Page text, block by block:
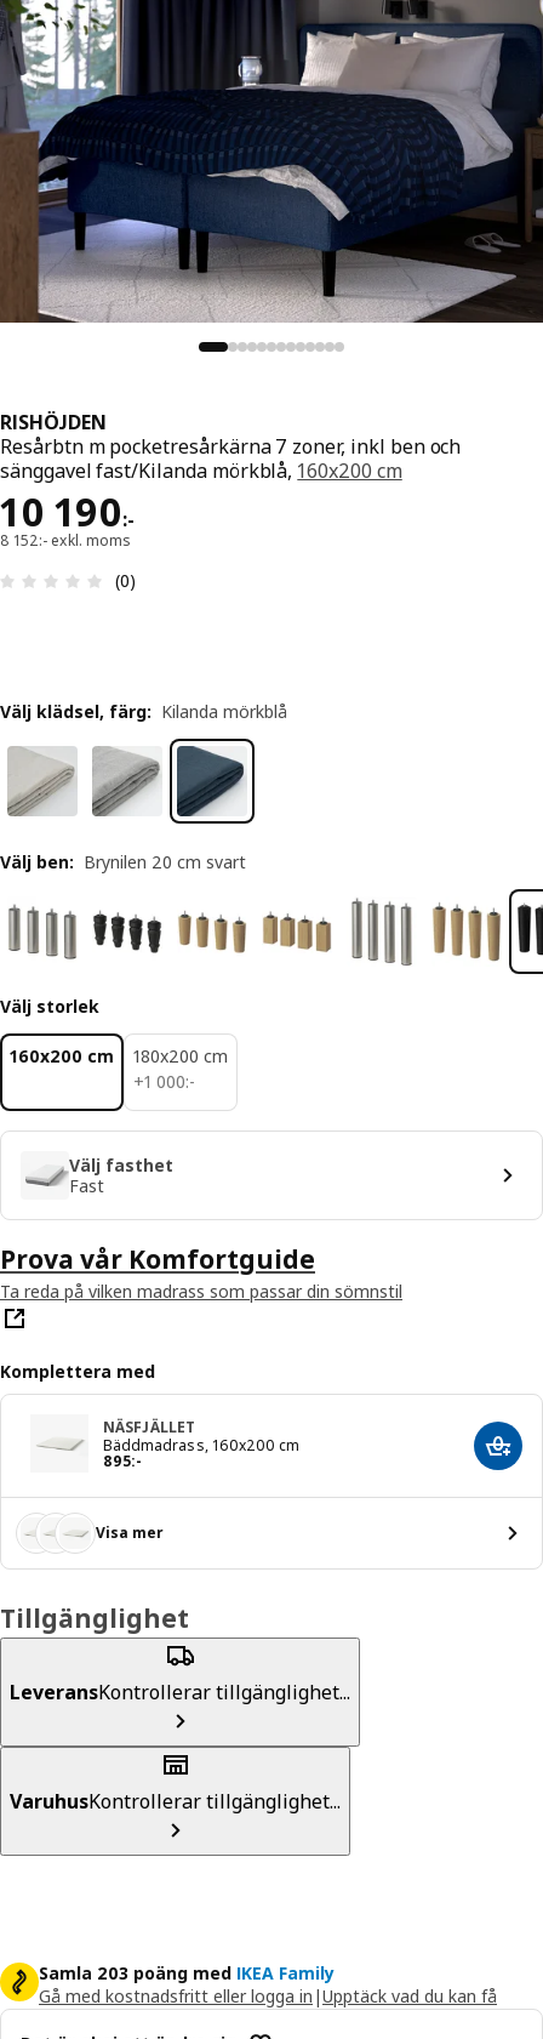
RISHÖJDEN
Resårbtn m pocketresårkärna 7 zoner, inkl ben och
sänggavel fast/Kilanda mörkblå, 160x200 cm
10 190:-
Pris 10190:-
8 152:- exkl. moms
Recension: 0 utav 5 stjärnor. Totalt antal
(0)
Välj klädsel, färg: Kilanda mörkblå
Välj ben: Brynilen 20 cm svart
Välj storlek
160x200 cm
180x200 cm
+1 000:-
1000:-
Välj fasthet
Fast
Prova vår Komfortguide
Ta reda på vilken madrass som passar din sömnstil
Komplettera med
NÄSFJÄLLET
Bäddmadrass, 160x200 cm
895:-
Pris 895:- Lägg
Visa mer
Tillgänglighet
LeveransKontrollerar tillgänglighet...
VaruhusKontrollerar tillgänglighet...
Samla 203 poäng med IKEA Family
Gå med kostnadsfritt eller logga in |Upptäck vad du kan få